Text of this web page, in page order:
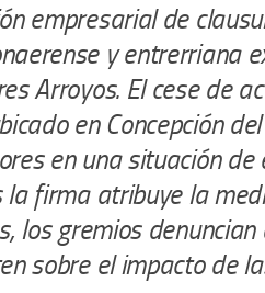
empresarial de
y entrerriana
Arroyos. El cese de
en Concepción
en una situación
la firma atribuye la
los gremios
sobre el impacto de